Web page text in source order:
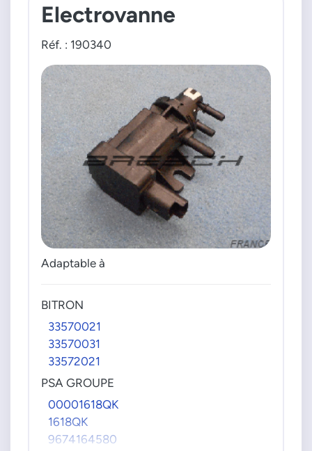
Electrovanne
Réf. : 190340
Adaptable à
BITRON
33570021
33570031
33572021
PSA GROUPE
00001618QK
1618QK
9674164580